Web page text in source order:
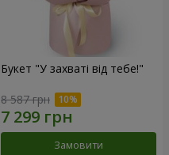
Букет "У захваті від тебе!"
8 587 грн
Замовити